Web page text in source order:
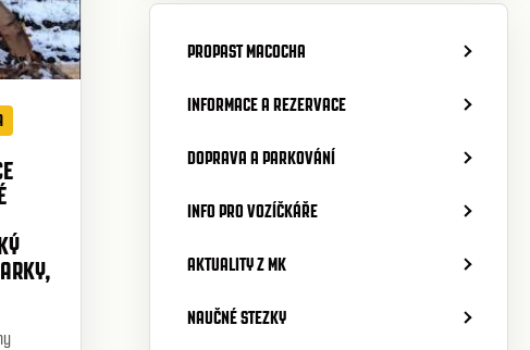
PROPAST MACOCHA
INFORMACE A REZERVACE
DOPRAVA A PARKOVÁNÍ
INFO PRO VOZÍČKÁŘE
AKTUALITY Z MK
NAUČNÉ STEZKY